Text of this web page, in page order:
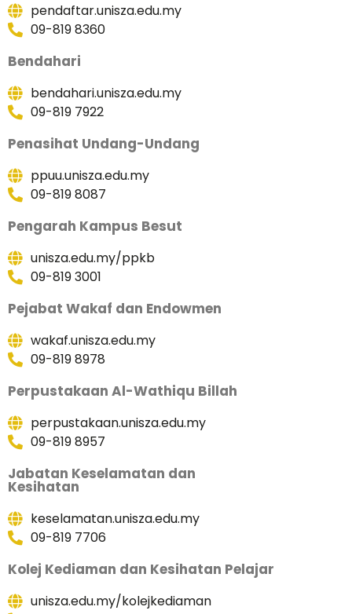
pendaftar.unisza.edu.my
09-819 8360
Bendahari
bendahari.unisza.edu.my
09-819 7922
Penasihat Undang-Undang
ppuu.unisza.edu.my
09-819 8087
Pengarah Kampus Besut
unisza.edu.my/ppkb
09-819 3001
Pejabat Wakaf dan Endowmen
wakaf.unisza.edu.my
09-819 8978
Perpustakaan Al-Wathiqu Billah
perpustakaan.unisza.edu.my
09-819 8957
Jabatan Keselamatan dan
Kesihatan
keselamatan.unisza.edu.my
09-819 7706
Kolej Kediaman dan Kesihatan Pelajar
unisza.edu.my/kolejkediaman